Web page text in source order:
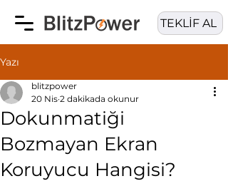
TEKLİF AL
Yazı
Dokunmatiği
Bozmayan Ekran
Koruyucu Hangisi?
blitzpower
20 Nis 2 dakikada okunur